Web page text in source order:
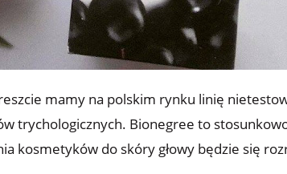
mamy na polskim rynku linię
trychologicznych. Bionegree to
kosmetyków do skóry głowy będzie się